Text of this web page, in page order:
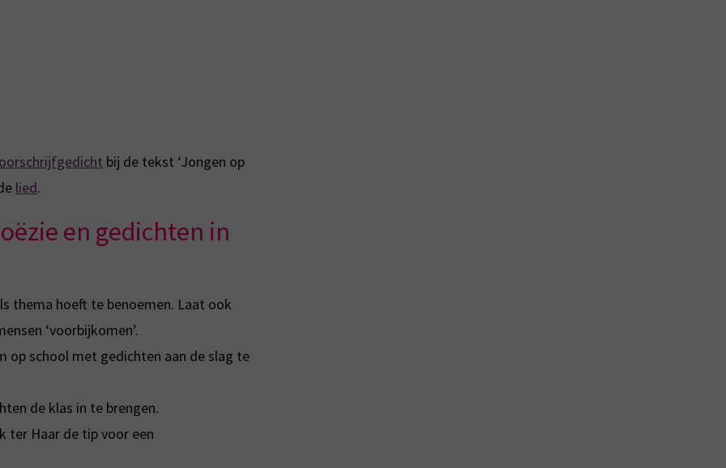
bij de tekst ‘Jongen op
lied.
en gedichten in
thema hoeft te benoemen. Laat ook
‘voorbijkomen’.
op school met gedichten aan de slag te
de klas in te brengen.
ter Haar de tip voor een